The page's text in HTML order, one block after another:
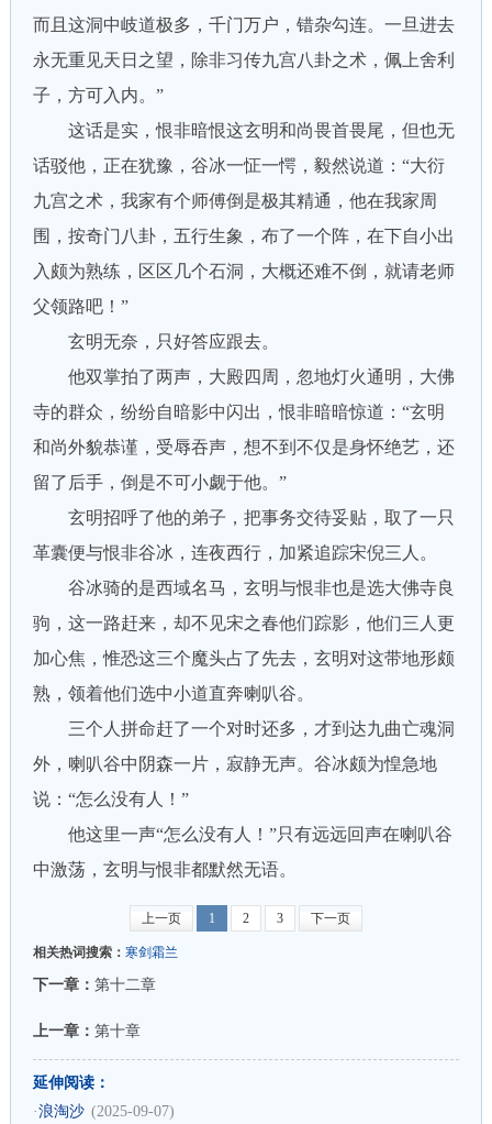
而且这洞中岐道极多，千门万户，错杂勾连。一旦进去
永无重见天日之望，除非习传九宫八卦之术，佩上舍利
子，方可入内。”
这话是实，恨非暗恨这玄明和尚畏首畏尾，但也无
话驳他，正在犹豫，谷冰一怔一愕，毅然说道：“大衍
九宫之术，我家有个师傅倒是极其精通，他在我家周
围，按奇门八卦，五行生象，布了一个阵，在下自小出
入颇为熟练，区区几个石洞，大概还难不倒，就请老师
父领路吧！”
玄明无奈，只好答应跟去。
他双掌拍了两声，大殿四周，忽地灯火通明，大佛
寺的群众，纷纷自暗影中闪出，恨非暗暗惊道：“玄明
和尚外貌恭谨，受辱吞声，想不到不仅是身怀绝艺，还
留了后手，倒是不可小觑于他。”
玄明招呼了他的弟子，把事务交待妥贴，取了一只
革囊便与恨非谷冰，连夜西行，加紧追踪宋倪三人。
谷冰骑的是西域名马，玄明与恨非也是选大佛寺良
驹，这一路赶来，却不见宋之春他们踪影，他们三人更
加心焦，惟恐这三个魔头占了先去，玄明对这带地形颇
熟，领着他们选中小道直奔喇叭谷。
三个人拼命赶了一个对时还多，才到达九曲亡魂洞
外，喇叭谷中阴森一片，寂静无声。谷冰颇为惶急地
说：“怎么没有人！”
他这里一声“怎么没有人！”只有远远回声在喇叭谷
中激荡，玄明与恨非都默然无语。
上一页 1 2 3 下一页
相关热词搜索： 寒剑霜兰
下一章： 第十二章
上一章： 第十章
延伸阅读：
·浪淘沙 (2025-09-07)